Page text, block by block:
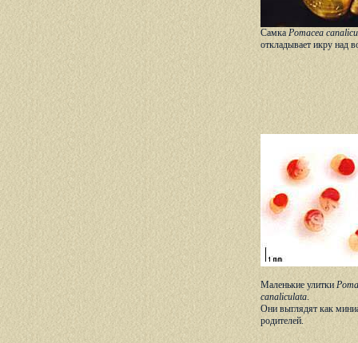
Самка Pomacea
откладывает икру над
Маленькие улитки
canaliculata.
Они выглядят как
родителей.